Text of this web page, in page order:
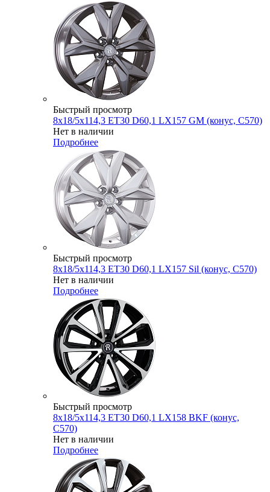
Быстрый просмотр
8x18/5x114,3 ET30 D60,1 LX157 GM (конус, C570)
Нет в наличии
Подробнее
Быстрый просмотр
8x18/5x114,3 ET30 D60,1 LX157 Sil (конус, C570)
Нет в наличии
Подробнее
Быстрый просмотр
8x18/5x114,3 ET30 D60,1 LX158 BKF (конус,
C570)
Нет в наличии
Подробнее